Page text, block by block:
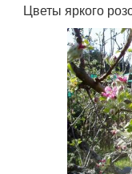
Цветы яркого